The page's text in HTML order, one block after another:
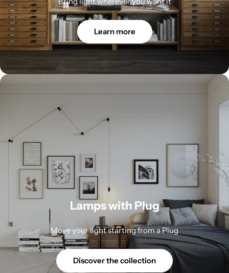
Learn more
Lamps with Plug
Move your light starting from a Plug
Discover the collection